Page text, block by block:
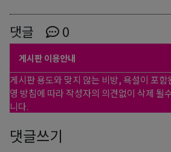
댓글 0
게시판 이용안내
게시판 용도와 맞지 않는 비방, 욕설이 포
영 방침에 따라 작성자의 의견없이 삭제 될
니다.
댓글쓰기